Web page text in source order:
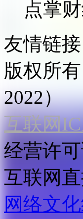
点掌
友情链接
版权所有
2022）
互联网
经营许
互联网
网络文